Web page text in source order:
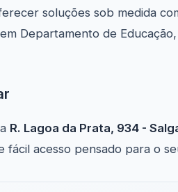
soluções sob medida
Departamento de
R. Lagoa da Prata, 934 -
fácil acesso pensado para o